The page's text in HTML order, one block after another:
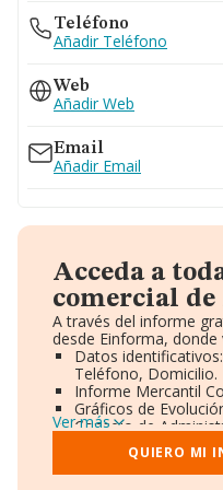
Teléfono
Añadir Teléfono
Web
Añadir Web
Email
Añadir Email
Acceda a
comercial de
A través del informe
desde Einforma,
Datos
Teléfono, Domicilio.
Informe Mercantil
Gráficos de
Consejo de
Directivos y
Accionistas.
Participaciones y
Ver más
QUIERO MI